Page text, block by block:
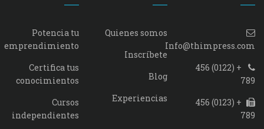
Info@thimpress.com
+ (0122) 456
789
+ (0123) 456
789
Quienes somos
Inscríbete
Blog
Experiencias
Potencia tu
emprendimiento
Certifica tus
conocimientos
Cursos
independientes